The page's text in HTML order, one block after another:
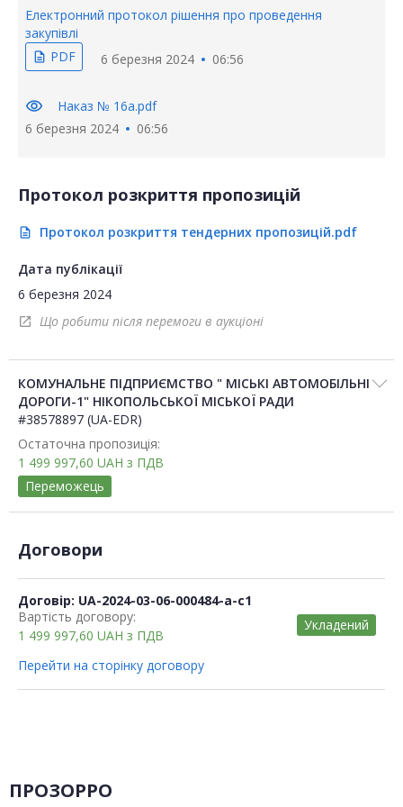
Електронний протокол рішення про проведення
закупівлі
description PDF 6 березня 2024 06:56
visibility
Наказ № 16а.pdf
6 березня 2024
06:56
Протокол розкриття пропозицій
description Протокол розкриття тендерних пропозицій.pdf
Дата публікації
6 березня 2024
open_in_new Що робити після перемоги в аукціоні
КОМУНАЛЬНЕ ПІДПРИЄМСТВО " МІСЬКІ АВТОМОБІЛЬНІ
ДОРОГИ-1" НІКОПОЛЬСЬКОЇ МІСЬКОЇ РАДИ
#38578897 (UA-EDR)
Остаточна пропозиція:
1 499 997,60 UAH з ПДВ
Переможець
Договори
Договір: UA-2024-03-06-000484-a-c1
Вартість договору:
1 499 997,60 UAH з ПДВ
Укладений
Перейти на сторінку договору
ПРОЗОРРО